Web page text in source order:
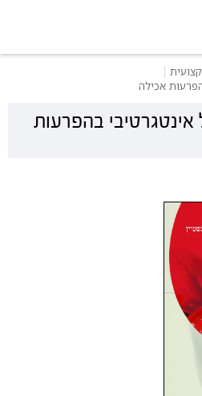
אכילה
אינטגרטיבי בהפרעות